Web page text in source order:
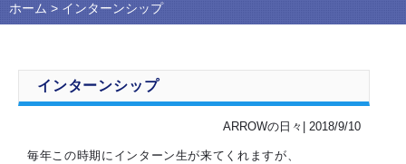
ホーム > インターンシップ
インターンシップ
ARROWの日々| 2018/9/10
毎年この時期にインターン生が来てくれますが、